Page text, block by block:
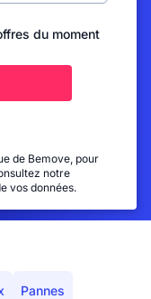
du moment
de Bemove, pour
notre
vos données.
Pannes